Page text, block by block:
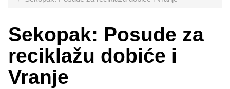
Sekopak: Posude za
reciklažu dobiće i
Vranje